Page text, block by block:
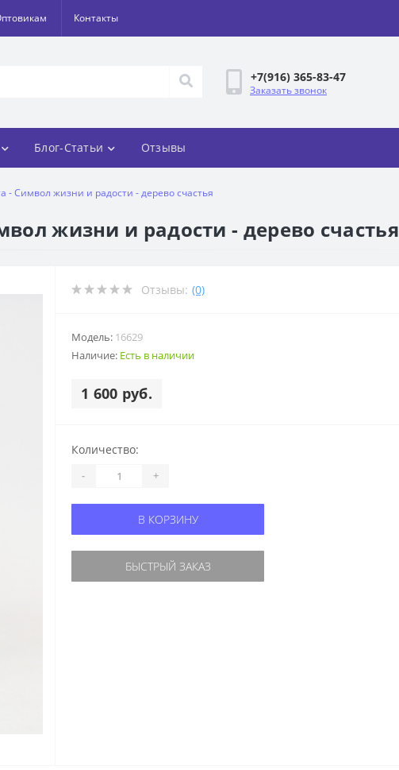
Контакты
+7(916) 365-83-47
Заказать звонок
Блог-Статьи Отзывы
Символ жизни и радости - дерево счастья
жизни и радости - дерево счастья
Отзывы: (0)
Модель: 16629
Наличие: Есть в наличии
1 600 руб.
Количество:
- +
В КОРЗИНУ
БЫСТРЫЙ ЗАКАЗ